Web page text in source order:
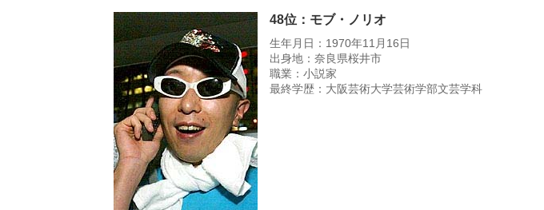
48位：モブ・ノリオ
生年月日：1970年11月16日
出身地：奈良県桜井市
職業：小説家
最終学歴：大阪芸術大学芸術学部文芸学科